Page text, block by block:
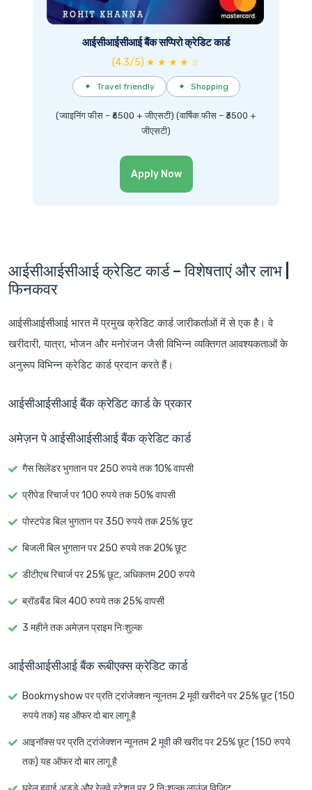
आईसीआईसीआई बैंक सप्पिरो क्रेडिट कार्ड
(4.3/5) ★ ★ ★ ★ ☆
✦ Travel friendly ✦ Shopping
(ज्वाइनिंग फीस – ₹6500 + जीएसटी) (वार्षिक फीस – ₹3500 +
जीएसटी)
Apply Now
आईसीआईसीआई क्रेडिट कार्ड – विशेषताएं और लाभ |
फिनकवर
आईसीआईसीआई भारत में प्रमुख क्रेडिट कार्ड जारीकर्ताओं में से एक है। वे
खरीदारी, यात्रा, भोजन और मनोरंजन जैसी विभिन्न व्यक्तिगत आवश्यकताओं के
अनुरूप विभिन्न क्रेडिट कार्ड प्रदान करते हैं।
आईसीआईसीआई बैंक क्रेडिट कार्ड के प्रकार
अमेज़न पे आईसीआईसीआई बैंक क्रेडिट कार्ड
गैस सिलेंडर भुगतान पर 250 रुपये तक 10% वापसी
प्रीपेड रिचार्ज पर 100 रुपये तक 50% वापसी
पोस्टपेड बिल भुगतान पर 350 रुपये तक 25% छूट
बिजली बिल भुगतान पर 250 रुपये तक 20% छूट
डीटीएच रिचार्ज पर 25% छूट, अधिकतम 200 रुपये
ब्रॉडबैंड बिल 400 रुपये तक 25% वापसी
3 महीने तक अमेज़न प्राइम निःशुल्क
आईसीआईसीआई बैंक रूबीएक्स क्रेडिट कार्ड
Bookmyshow पर प्रति ट्रांजेक्शन न्यूनतम 2 मूवी खरीदने पर 25% छूट (150
रुपये तक) यह ऑफर दो बार लागू है
आइनॉक्स पर प्रति ट्रांजेक्शन न्यूनतम 2 मूवी की खरीद पर 25% छूट (150 रुपये
तक) यह ऑफर दो बार लागू है